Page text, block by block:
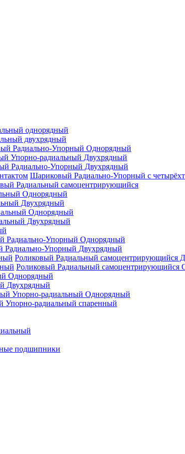
однорядный
двухрядный
Радиально-Упорный Однорядный
Упорно-радиальный Двухрядный
Радиально-Упорный Двухрядный
Шариковый Радиально-Упорный с
Радиальный самоцентрирующийся
Однорядный
Двухрядный
Однорядный
Двухрядный
Радиально-Упорный Однорядный
Радиально-Упорный Двухрядный
Роликовый Радиальный самоцентрирующийся
Роликовый Радиальный самоцентрирующийся
Однорядный
Двухрядный
Упорно-радиальный Однорядный
Упорно-радиальный спаренный
подшипники